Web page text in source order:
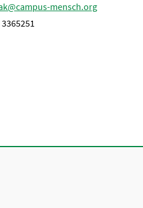
mensch.org